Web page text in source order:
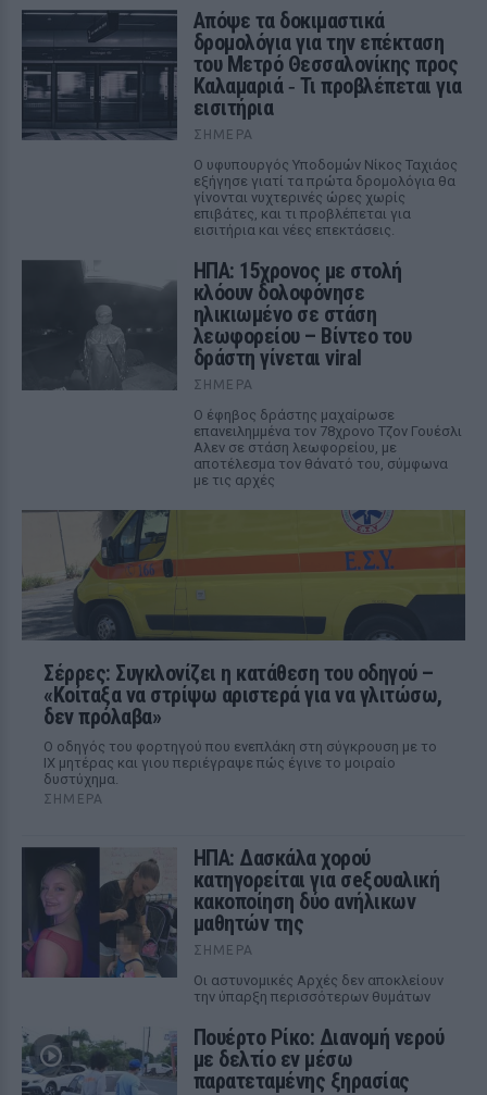
Απόψε τα δοκιμαστικά
δρομολόγια για την επέκταση
του Μετρό Θεσσαλονίκης προς
Καλαμαριά ‑ Τι προβλέπεται για
εισιτήρια
ΣΉΜΕΡΑ
Ο υφυπουργός Υποδομών Νίκος Ταχιάος
εξήγησε γιατί τα πρώτα δρομολόγια θα
γίνονται νυχτερινές ώρες χωρίς
επιβάτες, και τι προβλέπεται για
εισιτήρια και νέες επεκτάσεις.
ΗΠΑ: 15χρονος με στολή
κλόουν δολοφόνησε
ηλικιωμένο σε στάση
λεωφορείου – Βίντεο του
δράστη γίνεται viral
ΣΉΜΕΡΑ
Ο έφηβος δράστης μαχαίρωσε
επανειλημμένα τον 78χρονο Τζον Γουέσλι
Αλεν σε στάση λεωφορείου, με
αποτέλεσμα τον θάνατό του, σύμφωνα
με τις αρχές
Σέρρες: Συγκλονίζει η κατάθεση του οδηγού –
«Κοίταξα να στρίψω αριστερά για να γλιτώσω,
δεν πρόλαβα»
Ο οδηγός του φορτηγού που ενεπλάκη στη σύγκρουση με το
ΙΧ μητέρας και γιου περιέγραψε πώς έγινε το μοιραίο
δυστύχημα.
ΣΉΜΕΡΑ
ΗΠΑ: Δασκάλα χορού
κατηγορείται για σeξουαλική
κακοποίηση δύο ανήλικων
μαθητών της
ΣΉΜΕΡΑ
Οι αστυνομικές Αρχές δεν αποκλείουν
την ύπαρξη περισσότερων θυμάτων
Πουέρτο Ρίκο: Διανομή νερού
με δελτίο εν μέσω
παρατεταμένης ξηρασίας